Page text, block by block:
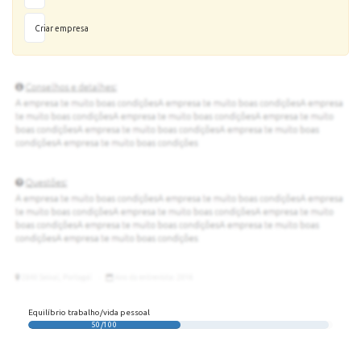
Criar empresa
Equilíbrio trabalho/vida pessoal
50/100